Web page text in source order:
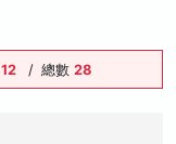
12 / 總數 28